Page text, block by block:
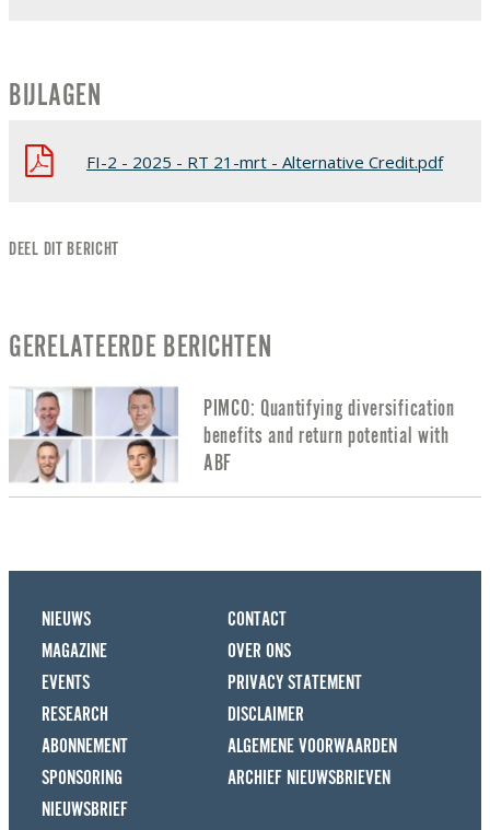
BIJLAGEN
FI-2 - 2025 - RT 21-mrt - Alternative Credit.pdf
DEEL DIT BERICHT
GERELATEERDE BERICHTEN
PIMCO: Quantifying diversification
benefits and return potential with
ABF
NIEUWS
MAGAZINE
EVENTS
RESEARCH
ABONNEMENT
SPONSORING
CONTACT
OVER ONS
PRIVACY STATEMENT
DISCLAIMER
ALGEMENE VOORWAARDEN
ARCHIEF NIEUWSBRIEVEN
NIEUWSBRIEF